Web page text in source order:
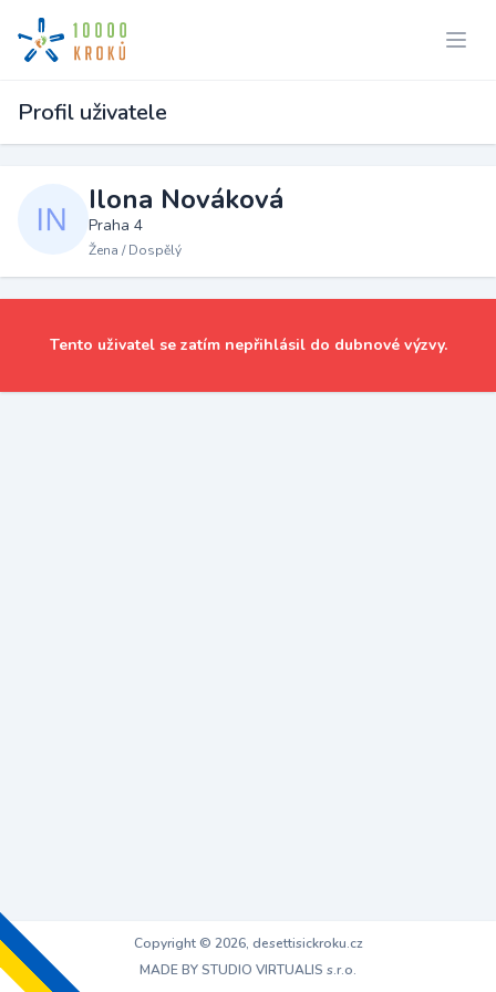
Profil uživatele
Ilona Nováková
Praha 4
Žena / Dospělý
Tento uživatel se zatím nepřihlásil do dubnové výzvy.
Copyright © 2026, desettisickroku.cz
MADE BY STUDIO VIRTUALIS s.r.o.